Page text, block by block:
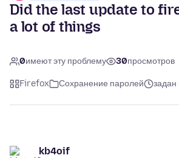
Did the last update to
a lot of things
0имеют эту проблему 30просмотров
Firefox Сохранение паролей
kb4oif